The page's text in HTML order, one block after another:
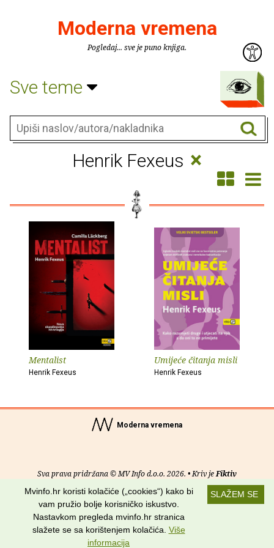
Moderna vremena
Pogledaj... sve je puno knjiga.
Sve teme
Henrik Fexeus ×
Mentalist
Henrik Fexeus
Umijeće čitanja misli
Henrik Fexeus
Moderna vremena
Sva prava pridržana © MV Info d.o.o. 2026. • Kriv jeFiktiv
Uvjeti korištenja RSS kanali
Potraži nas na:
SLAŽEM SE
Mvinfo.hr koristi kolačiće („cookies“) kako bi
vam pružio bolje korisničko iskustvo.
Nastavkom pregleda mvinfo.hr stranica
slažete se sa korištenjem kolačića. Više
informacija